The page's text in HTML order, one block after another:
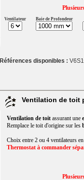
Ventilateur Baie de Profondeur
Références disponibles :
Ventilation de toit
Ventilation de toitassurant une
Remplace le toit d'origine sur les
Choix entre 2 ou 4 ventilateurs
Thermostat à commander